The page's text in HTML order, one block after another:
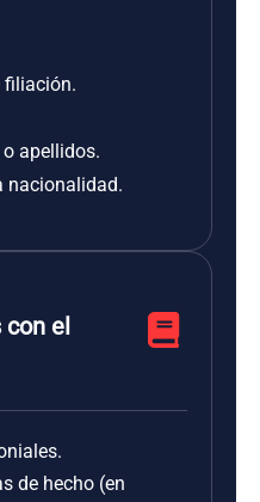
filiación.
apellidos.
nacionalidad.
el
de hecho (en